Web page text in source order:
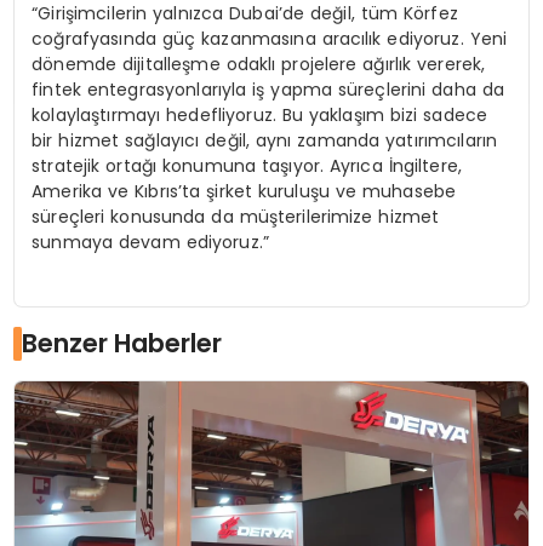
“Girişimcilerin yalnızca Dubai’de değil, tüm Körfez
coğrafyasında güç kazanmasına aracılık ediyoruz. Yeni
dönemde dijitalleşme odaklı projelere ağırlık vererek,
fintek entegrasyonlarıyla iş yapma süreçlerini daha da
kolaylaştırmayı hedefliyoruz. Bu yaklaşım bizi sadece
bir hizmet sağlayıcı değil, aynı zamanda yatırımcıların
stratejik ortağı konumuna taşıyor. Ayrıca İngiltere,
Amerika ve Kıbrıs’ta şirket kuruluşu ve muhasebe
süreçleri konusunda da müşterilerimize hizmet
sunmaya devam ediyoruz.”
Benzer Haberler